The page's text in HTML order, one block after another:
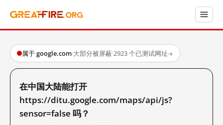
属于 google.com·大部分被屏蔽·2923 个已测试网址→
在中国大陆能打开
https://ditu.google.com/maps/api/js?
sensor=false 吗？